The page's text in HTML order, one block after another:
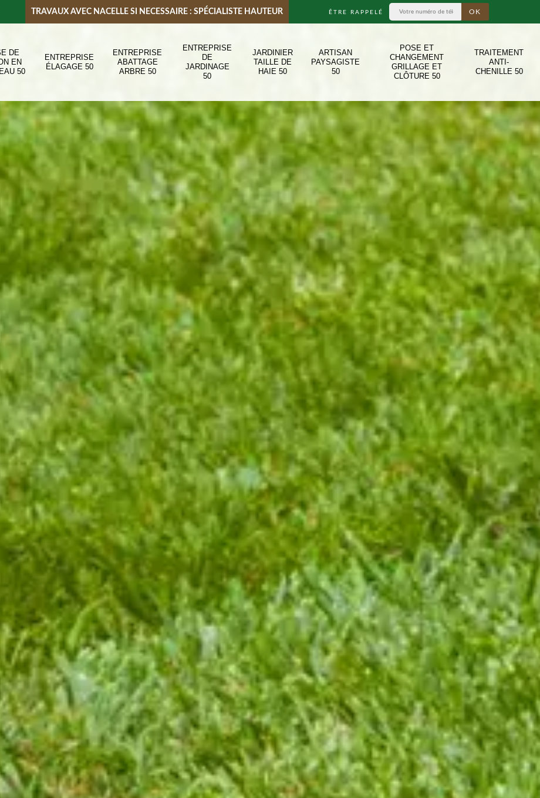
TRAVAUX AVEC NACELLE SI NECESSAIRE : SPÉCIALISTE HAUTEUR ÊTRE RAPPELÉ
DE
EN
50
ENTREPRISE
ÉLAGAGE 50
ENTREPRISE
ABATTAGE
ARBRE 50
ENTREPRISE
DE
JARDINAGE
50
JARDINIER
TAILLE DE
HAIE 50
ARTISAN
PAYSAGISTE
50
POSE ET
CHANGEMENT
GRILLAGE ET
CLÔTURE 50
TRAITEMENT
ANTI-
CHENILLE 50